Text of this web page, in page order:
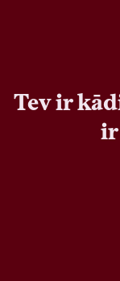
Tev ir
ir